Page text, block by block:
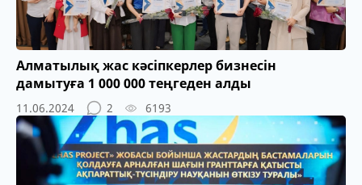
Алматылық жас кәсіпкерлер бизнесін
дамытуға 1 000 000 теңгеден алды
11.06.2024 2 6193